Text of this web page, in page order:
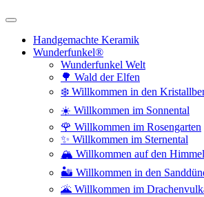
Handgemachte Keramik
Wunderfunkel®
Wunderfunkel Welt
🌳 Wald der Elfen
❄️ Willkommen in den
☀️ Willkommen im Sonnental
🌹 Willkommen im Rosengarten
✨ Willkommen im Sternental
🏔️ Willkommen auf den
🏜️ Willkommen in den
🌋 Willkommen im